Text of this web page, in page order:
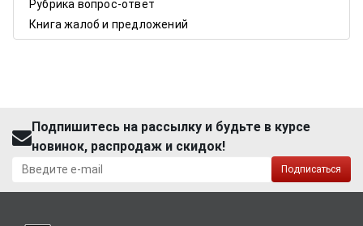
Рубрика вопрос-ответ
Книга жалоб и предложений
Подпишитесь на рассылку и будьте в курсе
новинок, распродаж и скидок!
Подписаться